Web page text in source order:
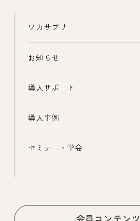
ワカサプリ
お知らせ
導入サポート
導入事例
セミナー・学会